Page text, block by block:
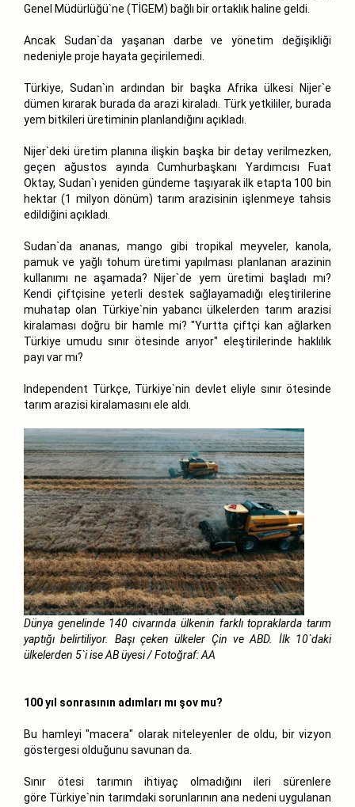
Genel Müdürlüğü`ne (TİGEM) bağlı bir ortaklık haline geldi.
Ancak Sudan`da yaşanan darbe ve yönetim değişikliği
nedeniyle proje hayata geçirilemedi.
Türkiye, Sudan`ın ardından bir başka Afrika ülkesi Nijer`e
dümen kırarak burada da arazi kiraladı. Türk yetkililer, burada
yem bitkileri üretiminin planlandığını açıkladı.
Nijer`deki üretim planına ilişkin başka bir detay verilmezken,
geçen ağustos ayında Cumhurbaşkanı Yardımcısı Fuat
Oktay, Sudan`ı yeniden gündeme taşıyarak ilk etapta 100 bin
hektar (1 milyon dönüm) tarım arazisinin işlenmeye tahsis
edildiğini açıkladı.
Sudan`da ananas, mango gibi tropikal meyveler, kanola,
pamuk ve yağlı tohum üretimi yapılması planlanan arazinin
kullanımı ne aşamada? Nijer`de yem üretimi başladı mı?
Kendi çiftçisine yeterli destek sağlayamadığı eleştirilerine
muhatap olan Türkiye`nin yabancı ülkelerden tarım arazisi
kiralaması doğru bir hamle mi? "Yurtta çiftçi kan ağlarken
Türkiye umudu sınır ötesinde arıyor" eleştirilerinde haklılık
payı var mı?
Independent Türkçe, Türkiye`nin devlet eliyle sınır ötesinde
tarım arazisi kiralamasını ele aldı.
Dünya genelinde 140 civarında ülkenin farklı topraklarda tarım
yaptığı belirtiliyor. Başı çeken ülkeler Çin ve ABD. İlk 10`daki
ülkelerden 5`i ise AB üyesi / Fotoğraf: AA
100 yıl sonrasının adımları mı şov mu?
Bu hamleyi "macera" olarak niteleyenler de oldu, bir vizyon
göstergesi olduğunu savunan da.
Sınır ötesi tarımın ihtiyaç olmadığını ileri sürenlere
göre Türkiye`nin tarımdaki sorunlarının ana nedeni uygulanan